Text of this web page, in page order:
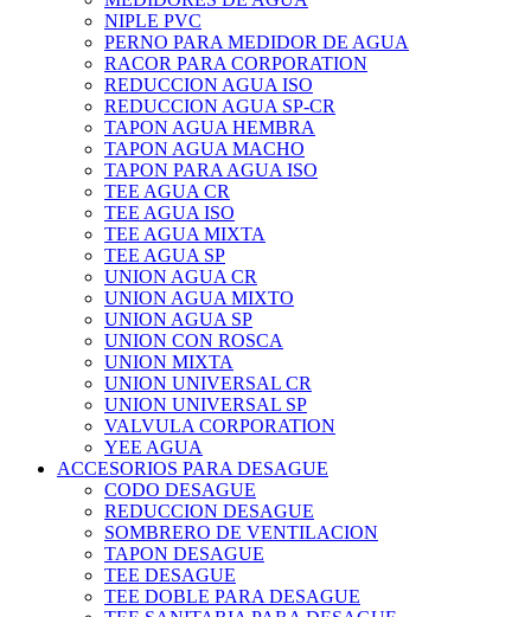
NIPLE PVC
PERNO PARA MEDIDOR DE AGUA
RACOR PARA CORPORATION
REDUCCION AGUA ISO
REDUCCION AGUA SP-CR
TAPON AGUA HEMBRA
TAPON AGUA MACHO
TAPON PARA AGUA ISO
TEE AGUA CR
TEE AGUA ISO
TEE AGUA MIXTA
TEE AGUA SP
UNION AGUA CR
UNION AGUA MIXTO
UNION AGUA SP
UNION CON ROSCA
UNION MIXTA
UNION UNIVERSAL CR
UNION UNIVERSAL SP
VALVULA CORPORATION
YEE AGUA
ACCESORIOS PARA DESAGUE
CODO DESAGUE
REDUCCION DESAGUE
SOMBRERO DE VENTILACION
TAPON DESAGUE
TEE DESAGUE
TEE DOBLE PARA DESAGUE